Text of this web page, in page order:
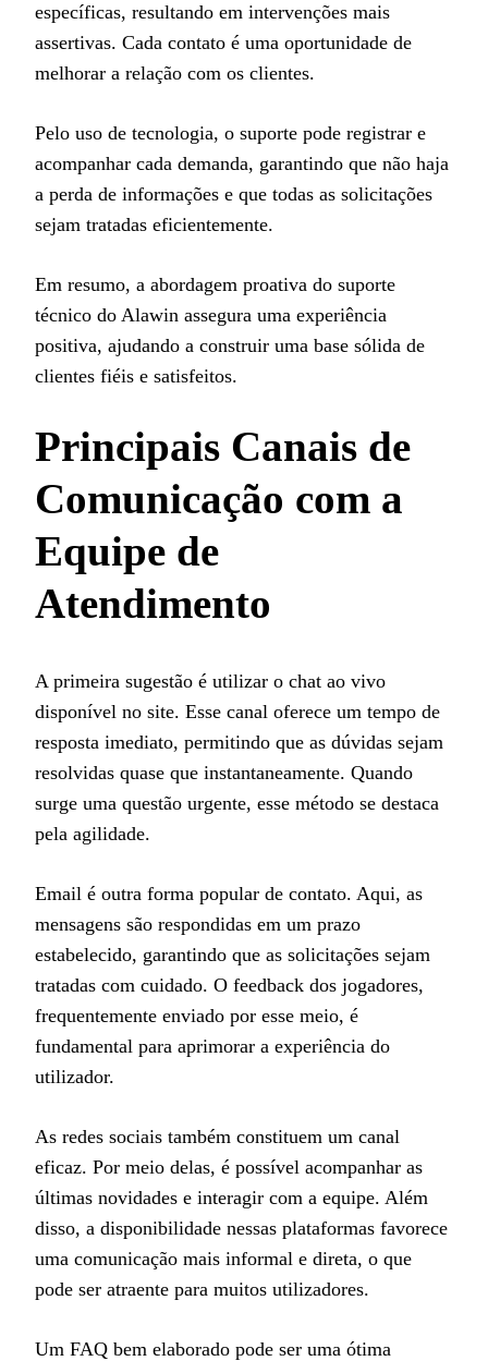
específicas, resultando em intervenções mais
assertivas. Cada contato é uma oportunidade de
melhorar a relação com os clientes.
Pelo uso de tecnologia, o suporte pode registrar e
acompanhar cada demanda, garantindo que não haja
a perda de informações e que todas as solicitações
sejam tratadas eficientemente.
Em resumo, a abordagem proativa do suporte
técnico do Alawin assegura uma experiência
positiva, ajudando a construir uma base sólida de
clientes fiéis e satisfeitos.
Principais Canais de
Comunicação com a
Equipe de
Atendimento
A primeira sugestão é utilizar o chat ao vivo
disponível no site. Esse canal oferece um tempo de
resposta imediato, permitindo que as dúvidas sejam
resolvidas quase que instantaneamente. Quando
surge uma questão urgente, esse método se destaca
pela agilidade.
Email é outra forma popular de contato. Aqui, as
mensagens são respondidas em um prazo
estabelecido, garantindo que as solicitações sejam
tratadas com cuidado. O feedback dos jogadores,
frequentemente enviado por esse meio, é
fundamental para aprimorar a experiência do
utilizador.
As redes sociais também constituem um canal
eficaz. Por meio delas, é possível acompanhar as
últimas novidades e interagir com a equipe. Além
disso, a disponibilidade nessas plataformas favorece
uma comunicação mais informal e direta, o que
pode ser atraente para muitos utilizadores.
Um FAQ bem elaborado pode ser uma ótima